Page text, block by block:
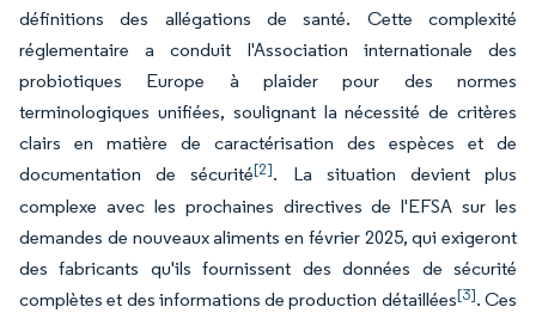
définitions des allégations de santé. Cette complexité
réglementaire a conduit l'Association internationale des
probiotiques Europe à plaider pour des normes
terminologiques unifiées, soulignant la nécessité de critères
clairs en matière de caractérisation des espèces et de
documentation de sécurité[2]. La situation devient plus
complexe avec les prochaines directives de l'EFSA sur les
demandes de nouveaux aliments en février 2025, qui exigeront
des fabricants qu'ils fournissent des données de sécurité
complètes et des informations de production détaillées[3]. Ces